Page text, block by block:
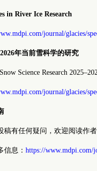
in River Ice Research
journal/glacies/
年当前雪科学的研究
Science Research
journal/glacies/
稿有任何疑问，欢迎阅读作
信息： https://www.mdpi.com/